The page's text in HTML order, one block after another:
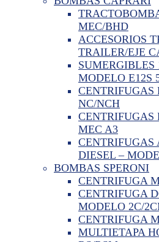
MEC/BHD
ACCESORIOS
TRAILER/EJE
SUMERGIBLES
MODELO E12S
CENTRIFUGAS
NC/NCH
CENTRIFUGAS
MEC A3
CENTRIFUGAS
DIESEL –
BOMBAS SPERONI
CENTRIFUGA
CENTRIFUGA
MODELO 2C/
CENTRIFUGA
MULTIETAPA